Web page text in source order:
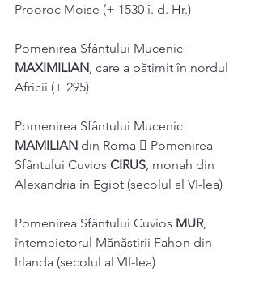
Prooroc Moise (+ 1530 î. d. Hr.)
Pomenirea Sfântului Mucenic
MAXIMILIAN , care a pătimit în nordul
Africii (+ 295)
Pomenirea Sfântului Mucenic
MAMILIAN din Roma  Pomenirea
Sfântului Cuvios CIRUS , monah din
Alexandria în Egipt (secolul al VI-lea)
Pomenirea Sfântului Cuvios MUR,
întemeietorul Mănăstirii Fahon din
Irlanda (secolul al VII-lea)